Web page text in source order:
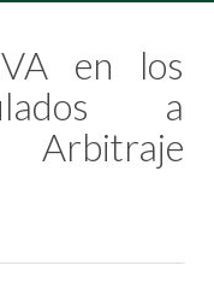
en los
a